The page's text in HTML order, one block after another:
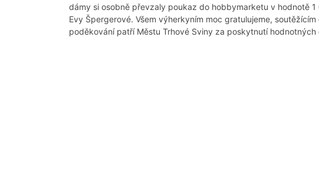
dámy si osobně převzaly poukaz do hobbymarketu v hodnotě
Evy Špergerové. Všem výherkyním moc gratulujeme,
poděkování patří Městu Trhové Sviny za poskytnutí